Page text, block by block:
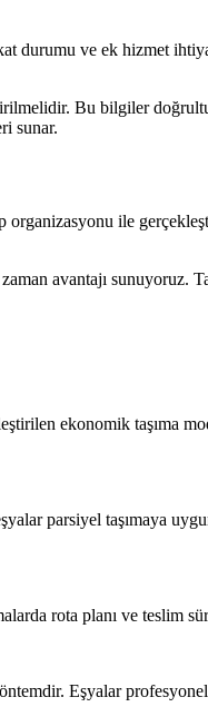
durumu ve ek hizmet
Bu bilgiler
sunar.
ile
avantajı sunuyoruz.
ekonomik taşıma
parsiyel taşımaya
rota planı ve teslim
Eşyalar